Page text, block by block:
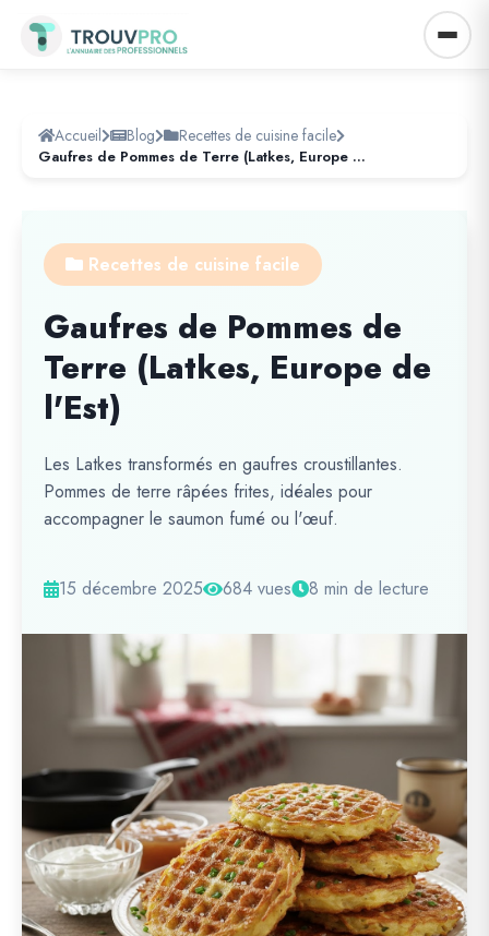
Accueil Blog Recettes de cuisine facile
Gaufres de Pommes de Terre (Latkes, Europe de l'Est)
Recettes de cuisine facile
Gaufres de Pommes de
Terre (Latkes, Europe de
l'Est)
Les Latkes transformés en gaufres croustillantes.
Pommes de terre râpées frites, idéales pour
accompagner le saumon fumé ou l'œuf.
15 décembre 2025 684 vues 8 min de lecture